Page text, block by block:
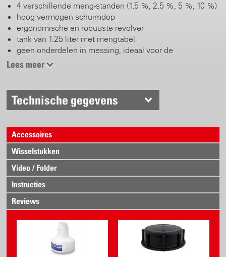
4 verschillende meng-standen (1.5 %, 2.5 %, 5 %, 10 %)
hoog vermogen schuimdop
ergonomische en robuuste revolver
tank van 1.25 liter met mengtabel
geen onderdelen in messing, ideaal voor de
voedingsindustrie
Lees meer
Technische gegevens
Accessoires
Wisselstukken
Video / Folder
Instructies
Reviews